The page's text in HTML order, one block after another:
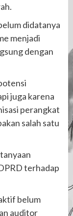
didatanya
menjadi
dengan
juga karena
perangkat
salah satu
terhadap
belum
auditor